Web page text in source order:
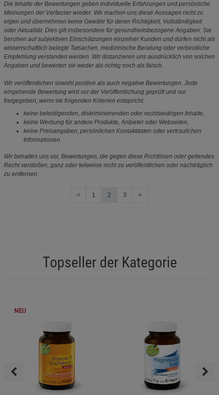
Die Inhalte der Bewertungen geben individuelle Erfahrungen und persönliche
Meinungen der Verfasser wieder. Wir machen uns diese Aussagen nicht zu
eigen und übernehmen keine Gewähr für deren Richtigkeit, Vollständigkeit
oder Aktualität. Dies gilt insbesondere für gesundheitsbezogene Angaben: Sie
beruhen auf subjektiven Einschätzungen einzelner Kunden und dürfen nicht als
wissenschaftlich belegte Tatsachen, medizinische Beratung oder verbindliche
Empfehlung verstanden werden. Wir distanzieren uns ausdrücklich von solchen
Angaben und bewerten sie weder als richtig noch als falsch.
Wir veröffentlichen sowohl positive als auch negative Bewertungen. Jede
eingehende Bewertung wird vor der Veröffentlichung geprüft und nur
freigegeben, wenn sie folgenden Kriterien entspricht:
keine beleidigenden, diskriminierenden oder rechtswidrigen Inhalte,
keine Werbung für andere Produkte, Anbieter oder Webseiten,
keine Preisangaben, persönlichen Kontaktdaten oder vertraulichen
Informationen.
Wir behalten uns vor, Bewertungen, die gegen diese Richtlinien oder geltendes
Recht verstoßen, ganz oder teilweise nicht zu veröffentlichen oder nachträglich
zu entfernen.
< 1 2 3 >
Topseller der Kategorie
NEU